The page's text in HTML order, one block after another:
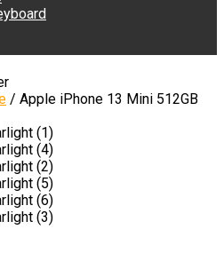
/ Apple iPhone 13 Mini 512GB